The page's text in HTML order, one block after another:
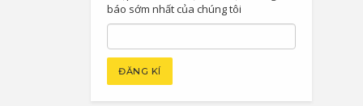
báo sớm nhất của chúng tôi